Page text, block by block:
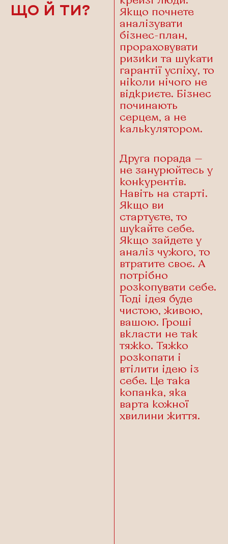
ЩО Й ТИ?
Якщо почнете
аналізувати
бізнес-план,
прораховувати
ризики та шукати
гарантії успіху, то
ніколи нічого не
відкриєте. Бізнес
починають
серцем, а не
калькулятором.
Друга порада —
не занурюйтесь у
конкурентів.
Навіть на старті.
Якщо ви
стартуєте, то
шукайте себе.
Якщо зайдете у
аналіз чужого, то
втратите своє. А
потрібно
розкопувати себе.
Тоді ідея буде
чистою, живою,
вашою. Гроші
вкласти не так
тяжко. Тяжко
розкопати і
втілити ідею із
себе. Це така
копанка, яка
варта кожної
хвилини життя.